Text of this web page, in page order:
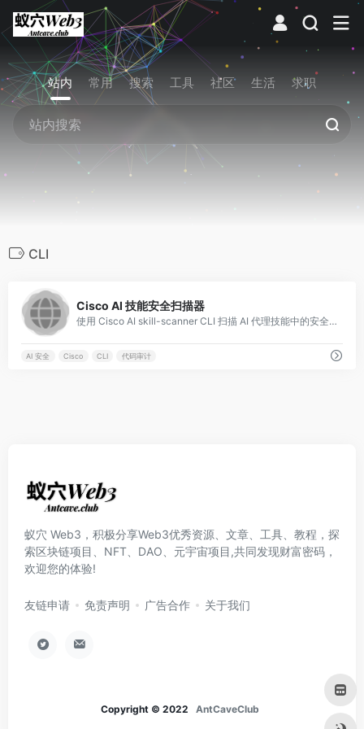
站内 常用 搜索 工具 社区 生活 求职
CLI
Cisco AI 技能安全扫描器
使用 Cisco AI skill-scanner CLI 扫描 AI 代理技能中的安全威胁，支持技能安全审计、代码审查与风险检测，保障 AI 应用安全。
AI 安全 Cisco CLI 代码审计
蚁穴 Web3，积极分享Web3优秀资源、文章、工具、教程，探
索区块链项目、NFT、DAO、元宇宙项目,共同发现财富密码，
欢迎您的体验!
友链申请 免责声明 广告合作 关于我们
Copyright © 2022 AntCaveClub